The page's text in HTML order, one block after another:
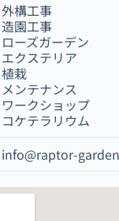
外構工事
造園工事
ローズガーデン
エクステリア
植栽
メンテナンス
ワークショップ
コケテラリウム
info@raptor-